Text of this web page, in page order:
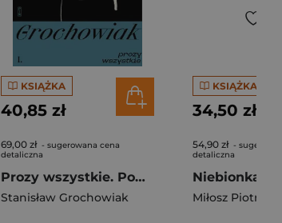
KSIĄŻKA
40,85 zł
69,00 zł - sugerowana cena
detaliczna
Prozy wszystkie. Powieści
Stanisław Grochowiak
KSIĄŻKA
34,50 zł
54,90 zł -
detaliczna
Niebionka
Miłosz